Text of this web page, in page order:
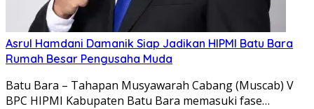
Asrul Hamdani Damanik Siap Jadikan HIPMI Batu Bara
Rumah Besar Pengusaha Muda
Batu Bara – Tahapan Musyawarah Cabang (Muscab) V
BPC HIPMI Kabupaten Batu Bara memasuki fase…